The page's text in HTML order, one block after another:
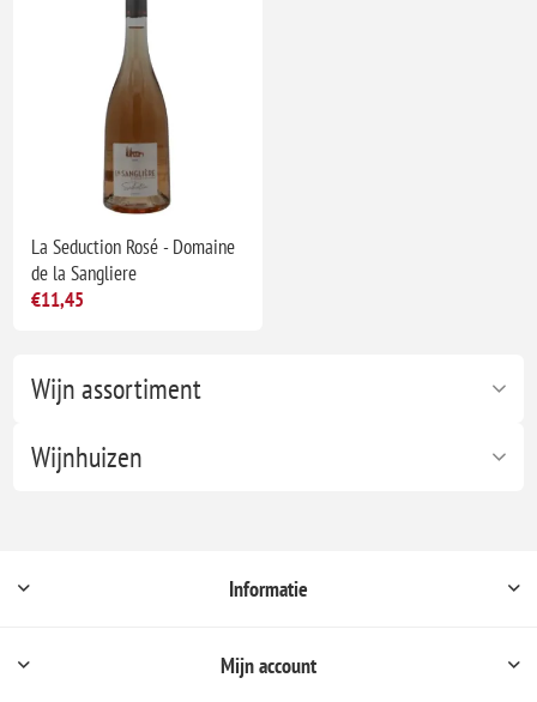
Wijn assortiment
Wijnhuizen
La Seduction Rosé - Domaine
de la Sangliere
€11,45
Informatie
Mijn account